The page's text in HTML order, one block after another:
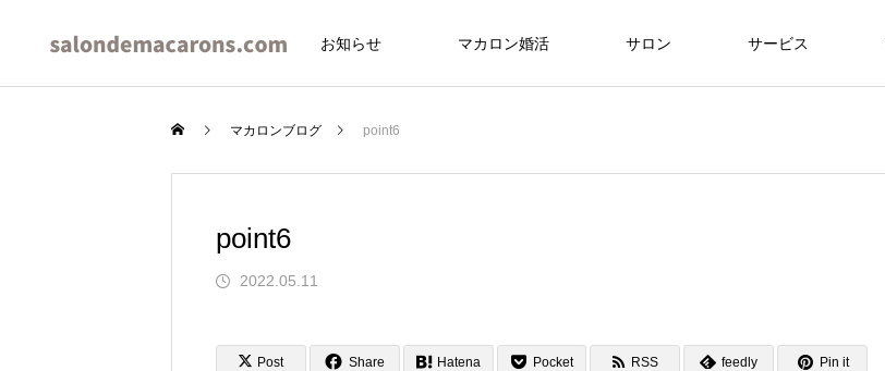
お知らせ マカロン婚活 サロン サービス
マカロンブログ point6
point6
2022.05.11
Post Share Hatena Pocket RSS feedly Pin it